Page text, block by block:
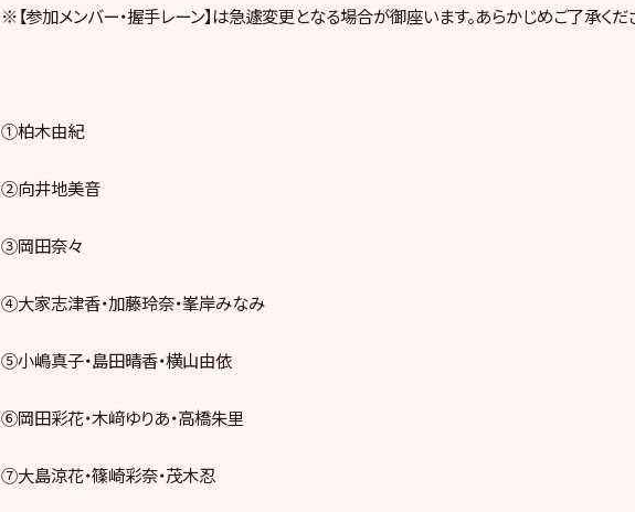
※【参加メンバー・握手レーン】は急遽変更となる場合が御座います。あらかじめご了承くだ
①柏木由紀
②向井地美音
③岡田奈々
④大家志津香・加藤玲奈・峯岸みなみ
⑤小嶋真子・島田晴香・横山由依
⑥岡田彩花・木﨑ゆりあ・高橋朱里
⑦大島涼花・篠崎彩奈・茂木忍